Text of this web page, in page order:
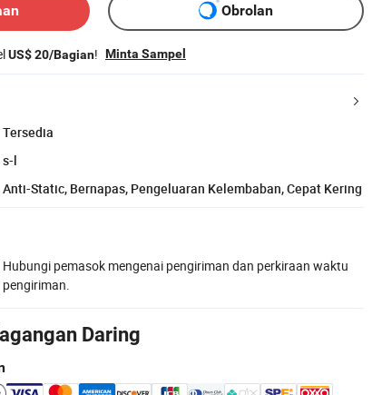
Obrolan
US$ 20/Bagian! Minta Sampel
Tersedia
s-l
Anti-Static, Bernapas, Pengeluaran Kelembaban, Cepat Kering
Hubungi pemasok mengenai pengiriman dan perkiraan waktu
pengiriman.
Daring